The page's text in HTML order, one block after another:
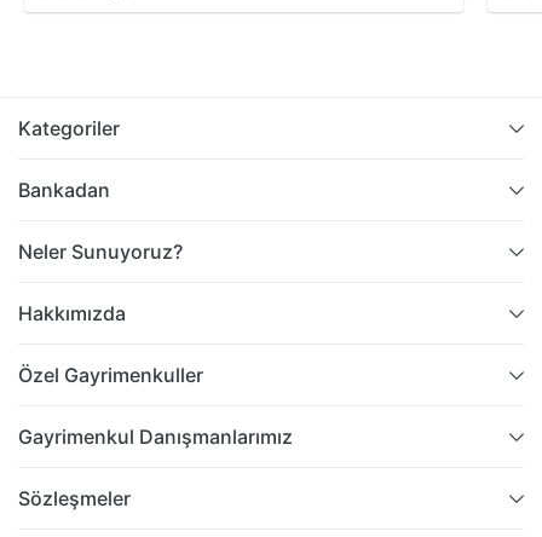
Kategoriler
Bankadan
Neler Sunuyoruz?
Hakkımızda
Özel Gayrimenkuller
Gayrimenkul Danışmanlarımız
Sözleşmeler